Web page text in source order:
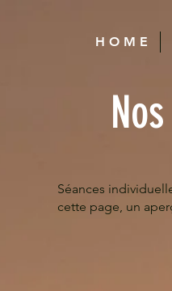
H O M E
Séances
cette page, un